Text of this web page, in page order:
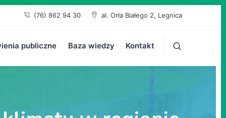
(76) 862 94 30 al. Orła Białego 2, Legnica
publiczne Baza wiedzy Kontakt